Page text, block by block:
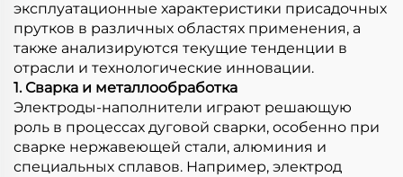
эксплуатационные характеристики присадочных
прутков в различных областях применения, а
также анализируются текущие тенденции в
отрасли и технологические инновации.
1. Сварка и металлообработка
Электроды-наполнители играют решающую
роль в процессах дуговой сварки, особенно при
сварке нержавеющей стали, алюминия и
специальных сплавов. Например, электрод